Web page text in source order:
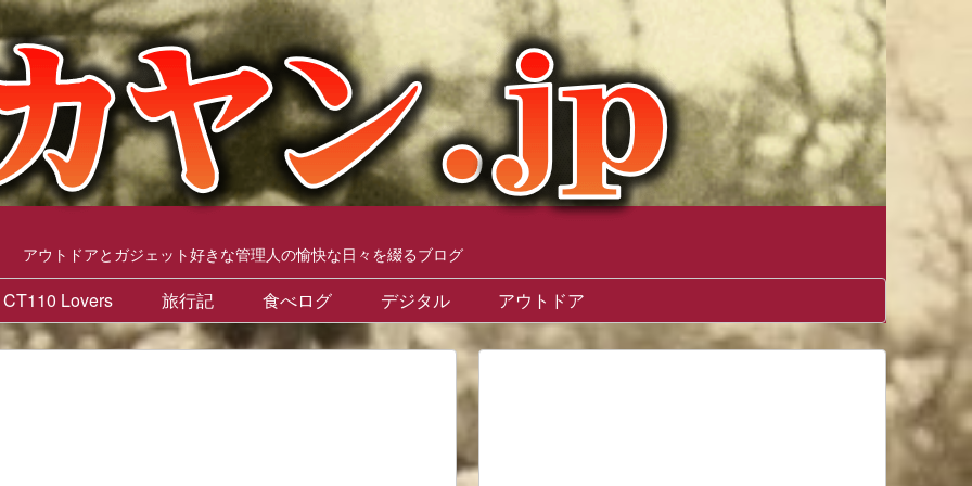
アウトドアとガジェット好きな管理人の愉快な日々を綴るブログ
CT110 Lovers 旅行記 食べログ デジタル アウトドア